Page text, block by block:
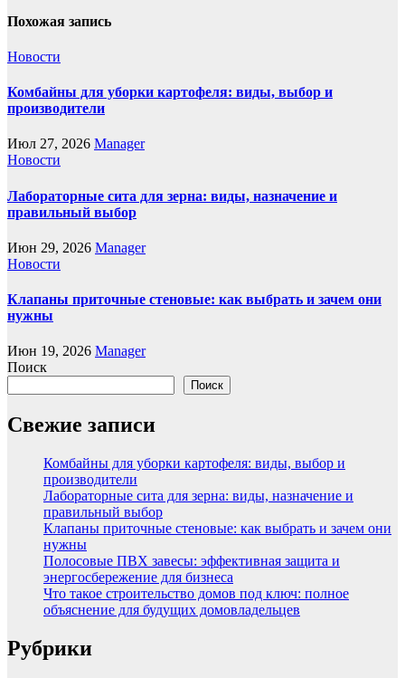
Похожая запись
Новости
Комбайны для уборки картофеля: виды, выбор и
производители
Июл 27, 2026 Manager
Новости
Лабораторные сита для зерна: виды, назначение и
правильный выбор
Июн 29, 2026 Manager
Новости
Клапаны приточные стеновые: как выбрать и зачем они
нужны
Июн 19, 2026 Manager
Поиск
Поиск
Свежие записи
Комбайны для уборки картофеля: виды, выбор и
производители
Лабораторные сита для зерна: виды, назначение и
правильный выбор
Клапаны приточные стеновые: как выбрать и зачем они
нужны
Полосовые ПВХ завесы: эффективная защита и
энергосбережение для бизнеса
Что такое строительство домов под ключ: полное
объяснение для будущих домовладельцев
Рубрики